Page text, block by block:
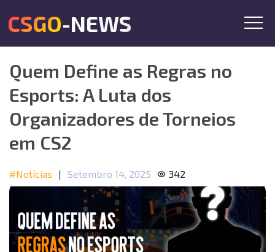
CSGO-NEWS
Quem Define as Regras no
Esports: A Luta dos
Organizadores de Torneios
em CS2
#Notícias | Setembro 14, 2025 342